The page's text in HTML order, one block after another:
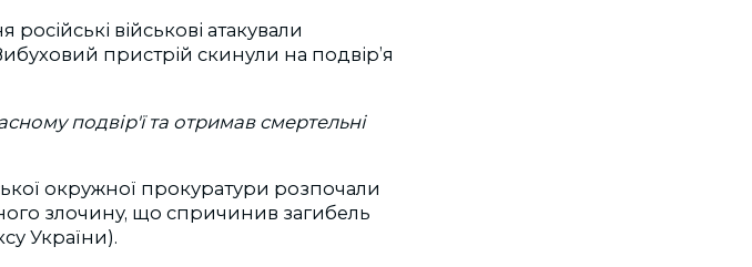
військові атакували
пристрій скинули на подвір’я
подвір'ї та отримав смертельні
окружної прокуратури розпочали
злочину, що спричинив загибель
України).